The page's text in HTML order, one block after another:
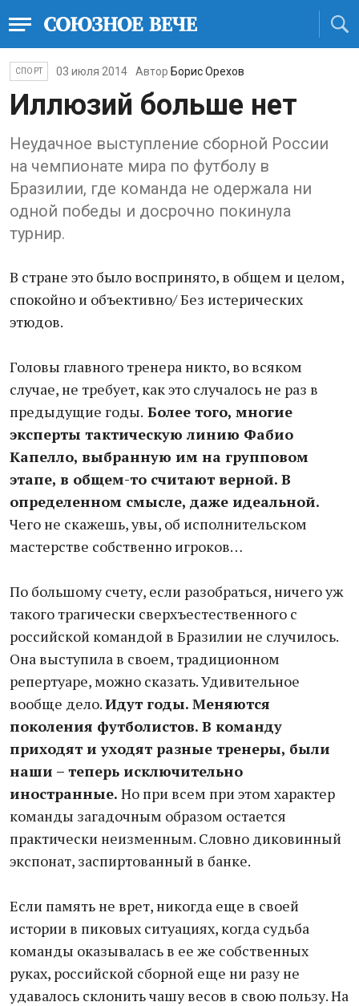
СПОРТ 03 июля 2014 Автор Борис Орехов
Иллюзий больше нет
Неудачное выступление сборной России
на чемпионате мира по футболу в
Бразилии, где команда не одержала ни
одной победы и досрочно покинула
турнир.
В стране это было воспринято, в общем и целом,
спокойно и объективно/ Без истерических
этюдов.
Головы главного тренера никто, во всяком
случае, не требует, как это случалось не раз в
предыдущие годы. Более того, многие
эксперты тактическую линию Фабио
Капелло, выбранную им на групповом
этапе, в общем-то считают верной. В
определенном смысле, даже идеальной.
Чего не скажешь, увы, об исполнительском
мастерстве собственно игроков…
По большому счету, если разобраться, ничего уж
такого трагически сверхъестественного с
российской командой в Бразилии не случилось.
Она выступила в своем, традиционном
репертуаре, можно сказать. Удивительное
вообще дело.Идут годы. Меняются
поколения футболистов. В команду
приходят и уходят разные тренеры, были
наши – теперь исключительно
иностранные. Но при всем при этом характер
команды загадочным образом остается
практически неизменным. Словно диковинный
экспонат, заспиртованный в банке.
Если память не врет, никогда еще в своей
истории в пиковых ситуациях, когда судьба
команды оказывалась в ее же собственных
руках, российской сборной еще ни разу не
удавалось склонить чашу весов в свою пользу. На